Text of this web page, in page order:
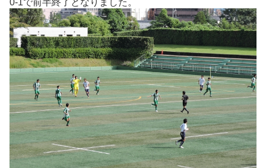
0-1で前半終了となりました。